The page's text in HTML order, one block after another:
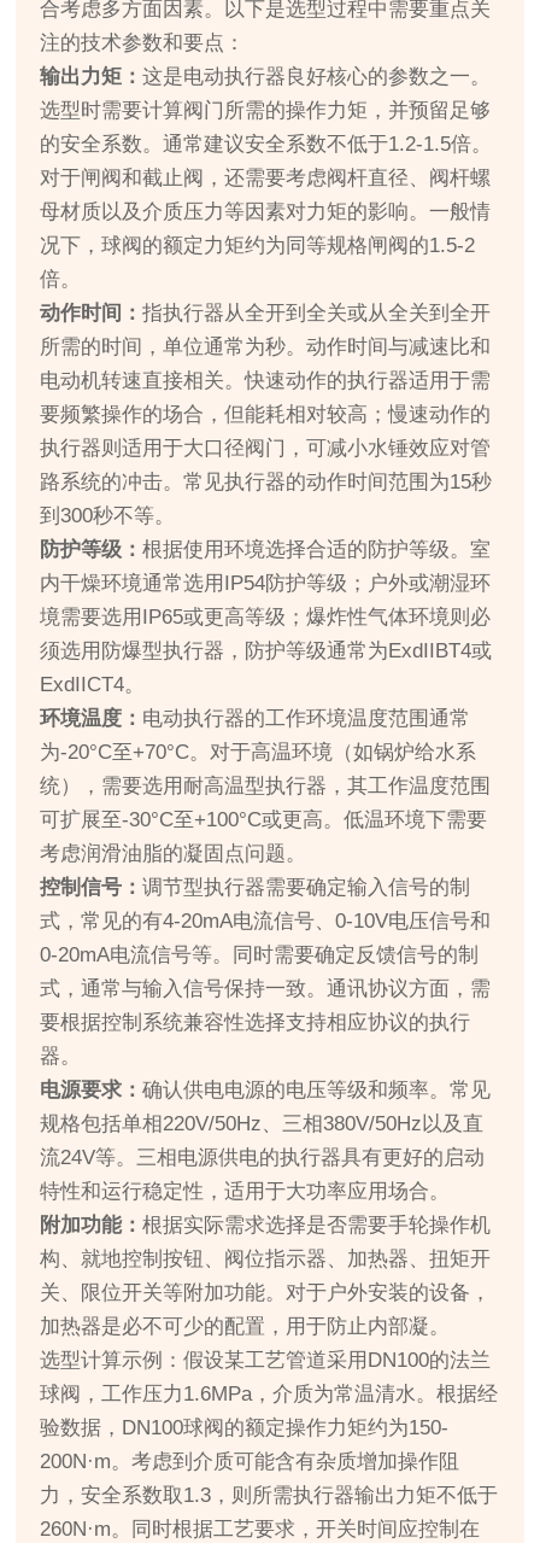
合考虑多方面因素。以下是选型过程中需要重点关
注的技术参数和要点：
输出力矩：这是电动执行器良好核心的参数之一。
选型时需要计算阀门所需的操作力矩，并预留足够
的安全系数。通常建议安全系数不低于1.2-1.5倍。
对于闸阀和截止阀，还需要考虑阀杆直径、阀杆螺
母材质以及介质压力等因素对力矩的影响。一般情
况下，球阀的额定力矩约为同等规格闸阀的1.5-2
倍。
动作时间：指执行器从全开到全关或从全关到全开
所需的时间，单位通常为秒。动作时间与减速比和
电动机转速直接相关。快速动作的执行器适用于需
要频繁操作的场合，但能耗相对较高；慢速动作的
执行器则适用于大口径阀门，可减小水锤效应对管
路系统的冲击。常见执行器的动作时间范围为15秒
到300秒不等。
防护等级：根据使用环境选择合适的防护等级。室
内干燥环境通常选用IP54防护等级；户外或潮湿环
境需要选用IP65或更高等级；爆炸性气体环境则必
须选用防爆型执行器，防护等级通常为ExdIIBT4或
ExdIICT4。
环境温度： 电动执行器的工作环境温度范围通常
为-20°C至+70°C。对于高温环境（如锅炉给水系
统），需要选用耐高温型执行器，其工作温度范围
可扩展至-30°C至+100°C或更高。低温环境下需要
考虑润滑油脂的凝固点问题。
控制信号：调节型执行器需要确定输入信号的制
式，常见的有4-20mA电流信号、0-10V电压信号和
0-20mA电流信号等。同时需要确定反馈信号的制
式，通常与输入信号保持一致。通讯协议方面，需
要根据控制系统兼容性选择支持相应协议的执行
器。
电源要求：确认供电电源的电压等级和频率。常见
规格包括单相220V/50Hz、三相380V/50Hz以及直
流24V等。三相电源供电的执行器具有更好的启动
特性和运行稳定性，适用于大功率应用场合。
附加功能：根据实际需求选择是否需要手轮操作机
构、就地控制按钮、阀位指示器、加热器、扭矩开
关、限位开关等附加功能。对于户外安装的设备，
加热器是必不可少的配置，用于防止内部凝。
选型计算示例：假设某工艺管道采用DN100的法兰
球阀，工作压力1.6MPa，介质为常温清水。根据经
验数据，DN100球阀的额定操作力矩约为150-
200N·m。考虑到介质可能含有杂质增加操作阻
力，安全系数取1.3，则所需执行器输出力矩不低于
260N·m。同时根据工艺要求，开关时间应控制在